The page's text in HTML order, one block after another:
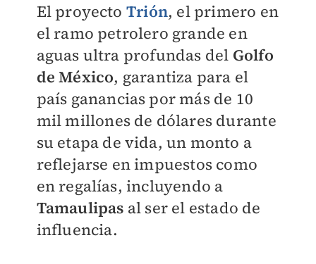
El proyecto Trión, el primero en
el ramo petrolero grande en
aguas ultra profundas del Golfo
de México, garantiza para el
país ganancias por más de 10
mil millones de dólares durante
su etapa de vida, un monto a
reflejarse en impuestos como
en regalías, incluyendo a
Tamaulipas al ser el estado de
influencia.